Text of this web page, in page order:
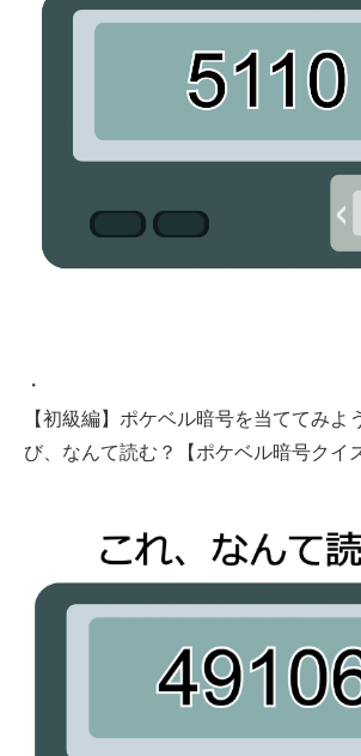
・
【初級編】ポケベル暗号を当ててみよ
び、なんて読む？【ポケベル暗号クイ